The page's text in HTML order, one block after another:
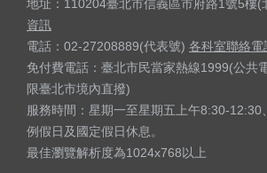
地址：110204臺北市信義區市府路1號5樓(
資訊
電話：02-27208889(代表號) 各科室聯絡電
免付費電話：臺北市民當家熱線1999(公共
限臺北市境內直撥)
服務時間：星期一至星期五上午8:30-12:30
例假日及國定假日休息。
最佳瀏覽解析度為1024x768以上